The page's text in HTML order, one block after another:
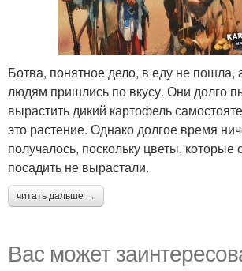
Ботва, понятное дело, в еду не пошла,
людям пришлись по вкусу. Они долго
вырастить дикий картофель
это растение. Однако долгое время
получалось, поскольку цветы, которые
посадить не вырастали.
читать дальше →
Вас может